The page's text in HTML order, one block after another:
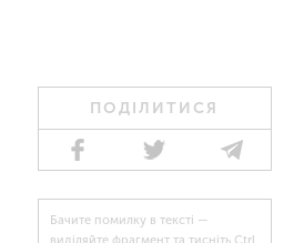
ПОДІЛИТИСЯ
Бачите помилку в тексті —